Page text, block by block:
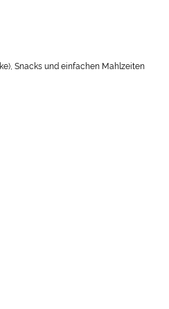
Snacks undeinfachen Mahlzeiten